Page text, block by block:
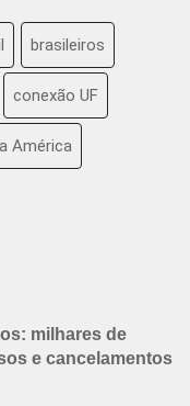
brasileiros
conexão UF
América
milhares de
e cancelamentos